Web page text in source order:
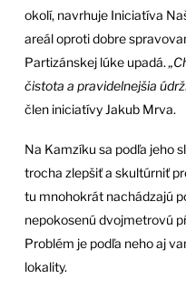
okolí, navrhuje Iniciatíva
areál oproti dobre
Partizánskej lúke upadá.
čistota a pravidelnejšia
člen iniciatívy Jakub Mrva.
Na Kamzíku sa podľa jeho
trocha zlepšiť a skultúrniť
tu mnohokrát nachádzajú
nepokosenú dvojmetrovú
Problém je podľa neho aj
lokality.